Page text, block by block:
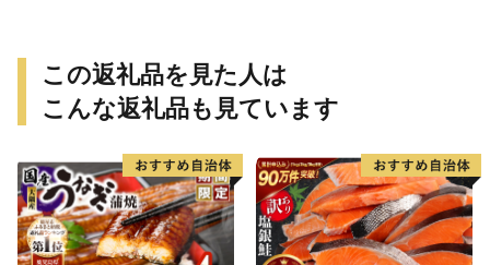
この返礼品を見た人は
こんな返礼品も見ています